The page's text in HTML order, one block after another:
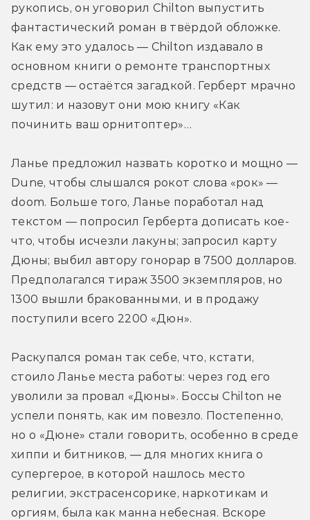
рукопись, он уговорил Chilton выпустить
фантастический роман в твёрдой обложке.
Как ему это удалось — Chilton издавало в
основном книги о ремонте транспортных
средств — остаётся загадкой. Герберт мрачно
шутил: и назовут они мою книгу «Как
починить ваш орнитоптер»…
Ланье предложил назвать коротко и мощно —
Dune, чтобы слышался рокот слова «рок» —
doom. Больше того, Ланье поработал над
текстом — попросил Герберта дописать кое-
что, чтобы исчезли лакуны; запросил карту
Дюны; выбил автору гонорар в 7500 долларов.
Предполагался тираж 3500 экземпляров, но
1300 вышли бракованными, и в продажу
поступили всего 2200 «Дюн».
Раскупался роман так себе, что, кстати,
стоило Ланье места работы: через год его
уволили за провал «Дюны». Боссы Chilton не
успели понять, как им повезло. Постепенно,
но о «Дюне» стали говорить, особенно в среде
хиппи и битников, — для многих книга о
супергерое, в которой нашлось место
религии, экстрасенсорике, наркотикам и
оргиям, была как манна небесная. Вскоре